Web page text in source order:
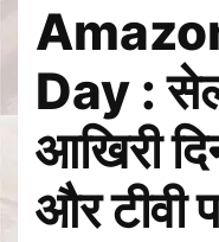
Day :
आखिरी
और टीवी